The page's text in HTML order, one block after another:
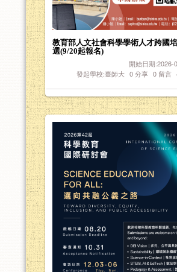
教育部人文社會科學學術人才跨國
選(9/20起報名)
開始日期:2026-
發起學校:臺師大 0分享 0 留言